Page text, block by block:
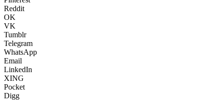
Reddit
OK
VK
Tumblr
Telegram
WhatsApp
Email
LinkedIn
XING
Pocket
Digg